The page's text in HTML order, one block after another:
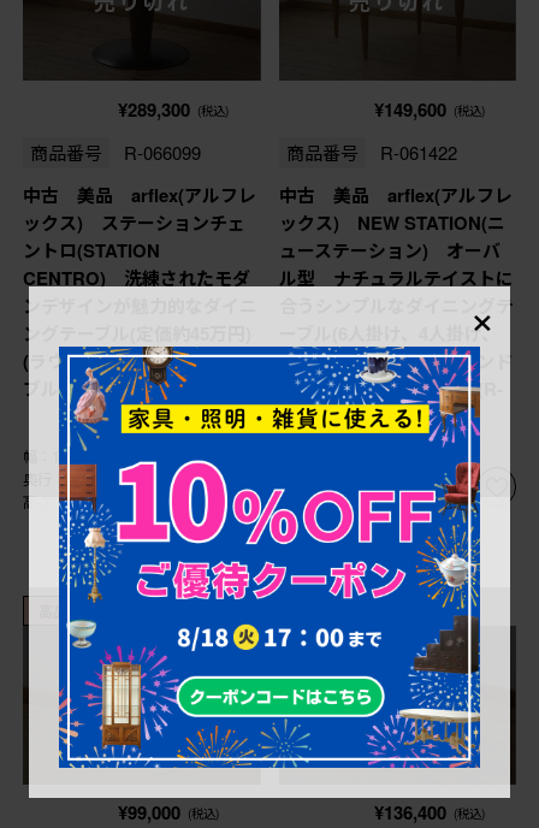
¥289,300 (税込)
商品番号 R-066099
中古 美品 arflex(アルフレ
ックス) ステーションチェ
ントロ(STATION
CENTRO) 洗練されたモダ
ンデザインが魅力的なダイニ
ングテーブル(定価約45万円)
(ラウンドテーブル、丸テー
ブル、食卓)(R-066099)
幅：1,200㎜
奥行：1,200㎜
高さ：715㎜
¥149,600 (税込)
商品番号 R-061422
中古 美品 arflex(アルフレ
ックス) NEW STATION(ニ
ューステーション) オーバ
ル型 ナチュラルテイストに
合うシンプルなダイニングテ
ーブル(6人掛け、4人掛け、
食卓、丸テーブル、ラウンド
テーブル)(定価約28万円)(R-
061422)
高さ：710㎜
売り切れ
¥99,000 (税込)
売り切れ
¥136,400 (税込)
×